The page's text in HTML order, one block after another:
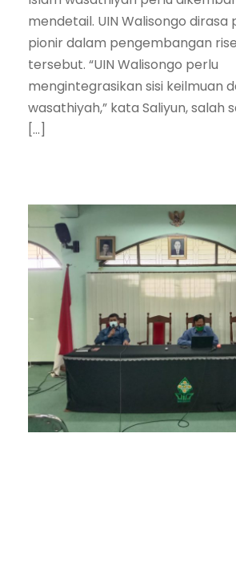
mendetail. UIN Walisongo dirasa
pionir dalam pengembangan
tersebut. “UIN Walisongo perlu
mengintegrasikan sisi keilmuan
wasathiyah,” kata Saliyun, salah
[…]